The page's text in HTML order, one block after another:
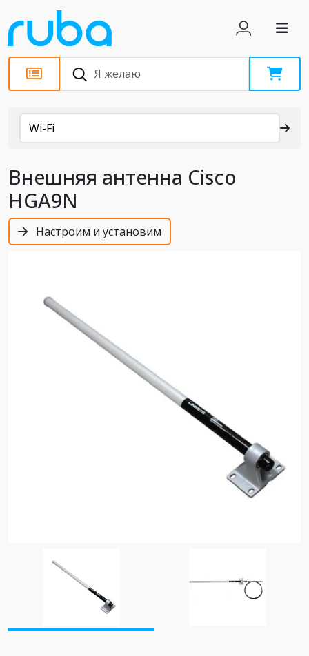
Каталог
Wi-Fi
Внешняя антенна Cisco
HGA9N
Настроим и установим